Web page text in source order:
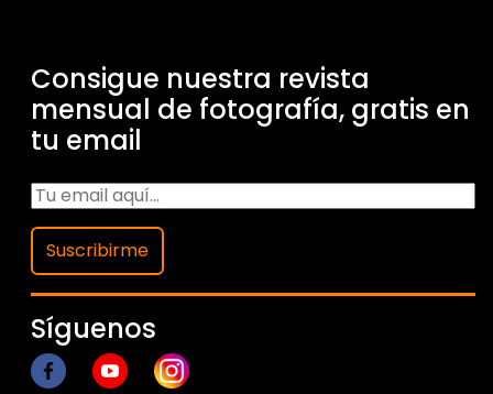
Consigue nuestra revista
mensual de fotografía, gratis en
tu email
Suscribirme
Síguenos